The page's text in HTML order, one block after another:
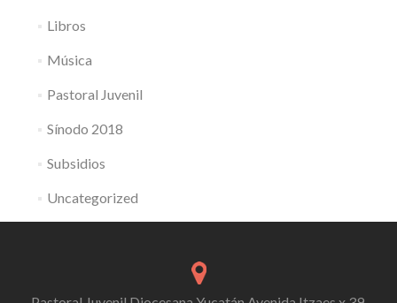
Libros
Música
Pastoral Juvenil
Sínodo 2018
Subsidios
Uncategorized